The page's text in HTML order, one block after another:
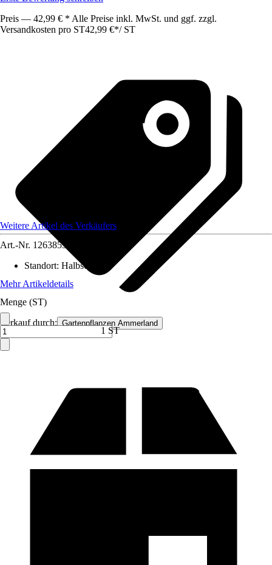
Preis — 42,99 € * Alle Preise inkl. MwSt. und ggf. zzgl.
Versandkosten pro ST42,99 €*/ ST
Verkauf durch: Gartenpflanzen Ammerland
Weitere Artikel des Verkäufers
Art.-Nr. 12638535
Standort: Halbschatten
Mehr Artikeldetails
Menge (ST)
1 ST